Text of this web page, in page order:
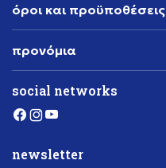
όροι και προϋποθέσεις
προνόμια
social networks
newsletter